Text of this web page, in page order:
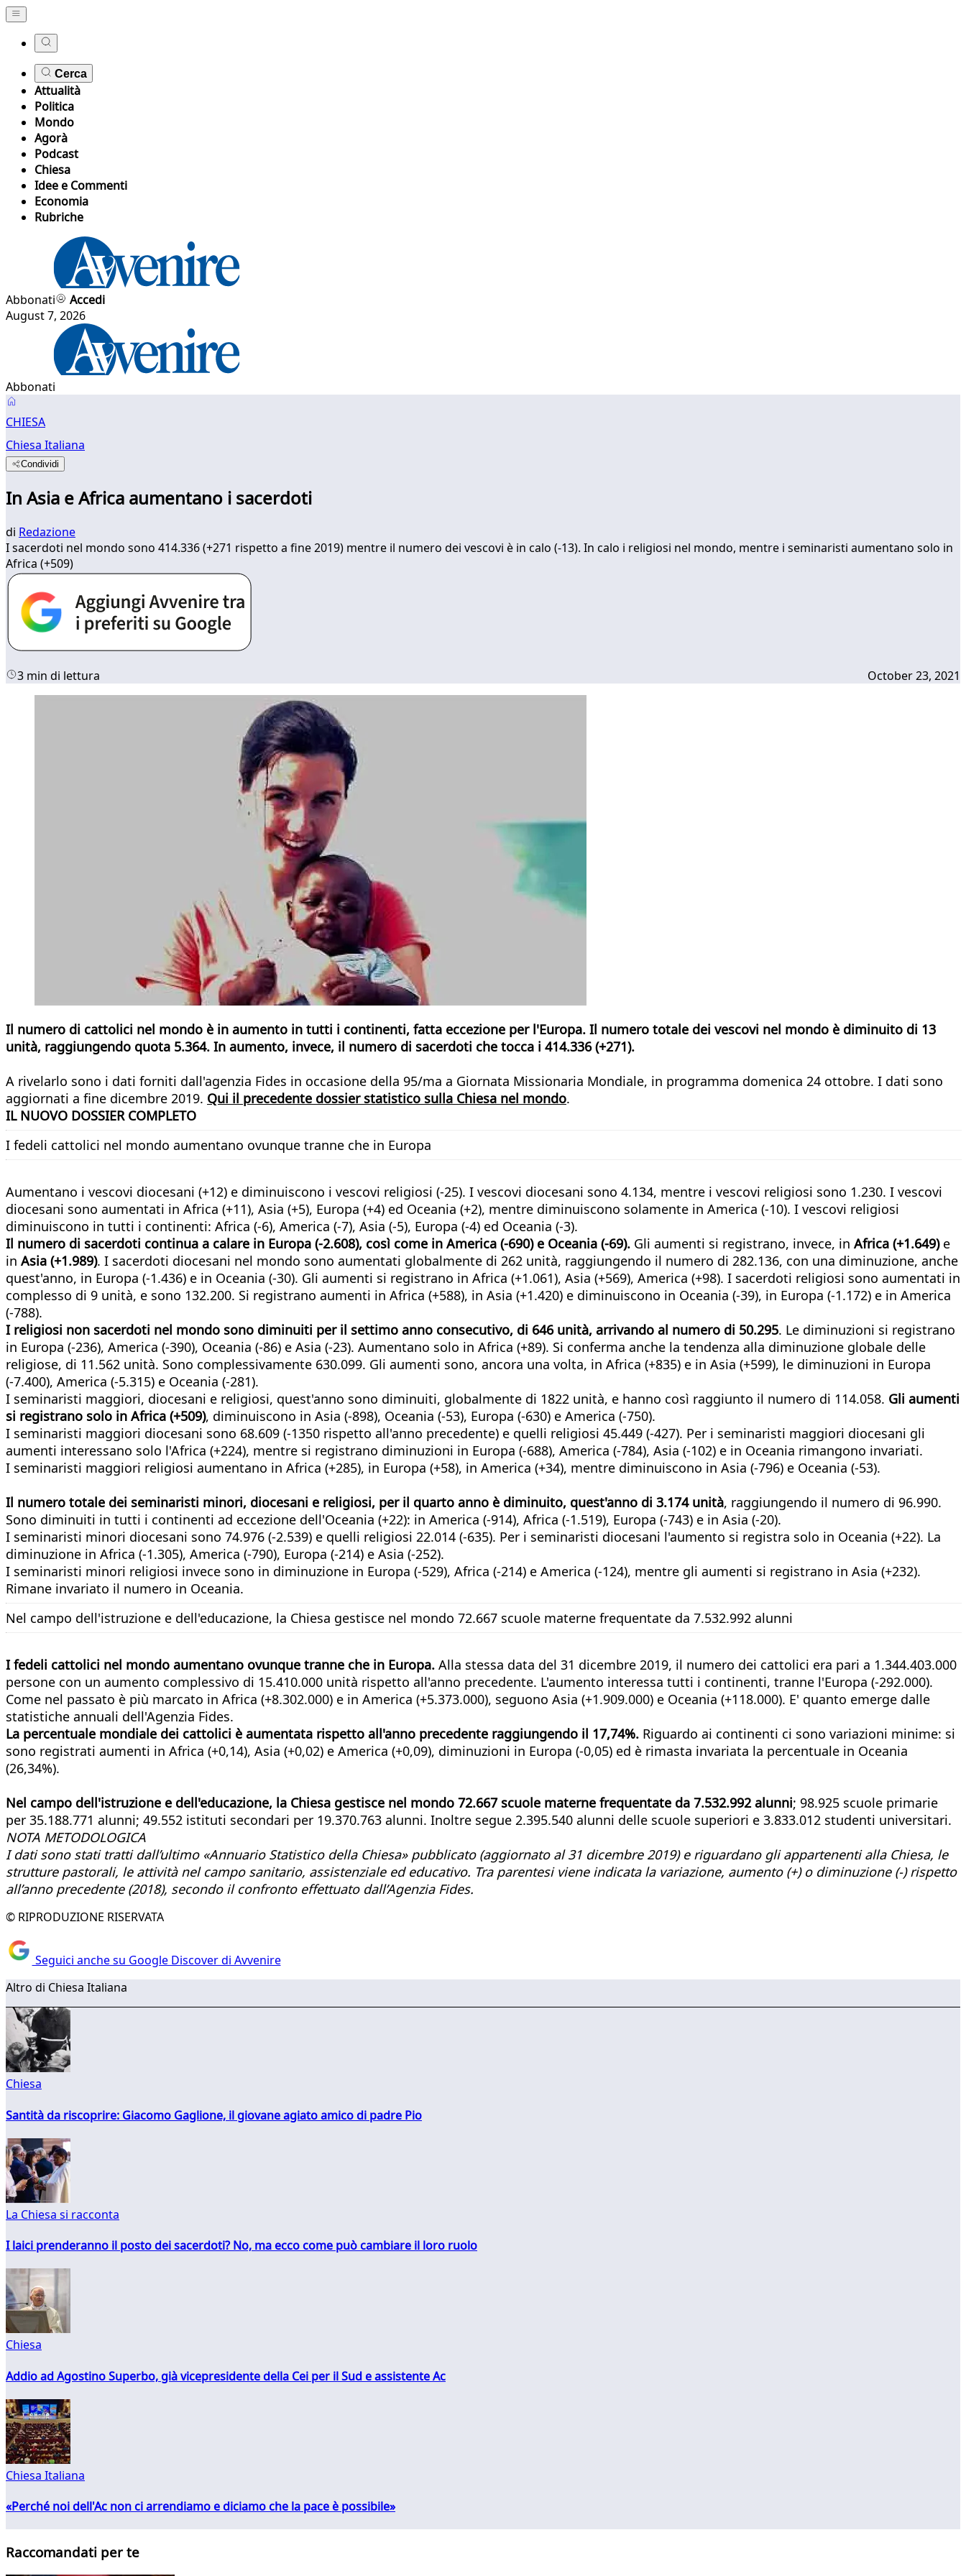
Cerca
Attualità
Politica
Mondo
Agorà
Podcast
Chiesa
Idee e Commenti
Economia
Rubriche
Abbonati
Accedi
August 7, 2026
Abbonati
CHIESA
Chiesa Italiana
Condividi
In Asia e Africa aumentano i sacerdoti
di Redazione
I sacerdoti nel mondo sono 414.336 (+271 rispetto a fine 2019) mentre il numero dei vescovi è in calo (-13). In calo i religiosi nel mondo, mentre i seminaristi aumentano solo in
Africa (+509)
3 min di lettura October 23, 2021
Il numero di cattolici nel mondo è in aumento in tutti i continenti, fatta eccezione per l'Europa. Il numero totale dei vescovi nel mondo è diminuito di 13
unità, raggiungendo quota 5.364. In aumento, invece, il numero di sacerdoti che tocca i 414.336 (+271).
A rivelarlo sono i dati forniti dall'agenzia Fides in occasione della 95/ma a Giornata Missionaria Mondiale, in programma domenica 24 ottobre. I dati sono
aggiornati a fine dicembre 2019. Qui il precedente dossier statistico sulla Chiesa nel mondo.
IL NUOVO DOSSIER COMPLETO
I fedeli cattolici nel mondo aumentano ovunque tranne che in Europa
Aumentano i vescovi diocesani (+12) e diminuiscono i vescovi religiosi (-25). I vescovi diocesani sono 4.134, mentre i vescovi religiosi sono 1.230. I vescovi
diocesani sono aumentati in Africa (+11), Asia (+5), Europa (+4) ed Oceania (+2), mentre diminuiscono solamente in America (-10). I vescovi religiosi
diminuiscono in tutti i continenti: Africa (-6), America (-7), Asia (-5), Europa (-4) ed Oceania (-3).
Il numero di sacerdoti continua a calare in Europa (-2.608), così come in America (-690) e Oceania (-69). Gli aumenti si registrano, invece, in Africa (+1.649)e
in Asia (+1.989). I sacerdoti diocesani nel mondo sono aumentati globalmente di 262 unità, raggiungendo il numero di 282.136, con una diminuzione, anche
quest'anno, in Europa (-1.436) e in Oceania (-30). Gli aumenti si registrano in Africa (+1.061), Asia (+569), America (+98). I sacerdoti religiosi sono aumentati in
complesso di 9 unità, e sono 132.200. Si registrano aumenti in Africa (+588), in Asia (+1.420) e diminuiscono in Oceania (-39), in Europa (-1.172) e in America
(-788).
I religiosi non sacerdoti nel mondo sono diminuiti per il settimo anno consecutivo, di 646 unità, arrivando al numero di 50.295. Le diminuzioni si registrano
in Europa (-236), America (-390), Oceania (-86) e Asia (-23). Aumentano solo in Africa (+89). Si conferma anche la tendenza alla diminuzione globale delle
religiose, di 11.562 unità. Sono complessivamente 630.099. Gli aumenti sono, ancora una volta, in Africa (+835) e in Asia (+599), le diminuzioni in Europa
(-7.400), America (-5.315) e Oceania (-281).
I seminaristi maggiori, diocesani e religiosi, quest'anno sono diminuiti, globalmente di 1822 unità, e hanno così raggiunto il numero di 114.058. Gli aumenti
si registrano solo in Africa (+509), diminuiscono in Asia (-898), Oceania (-53), Europa (-630) e America (-750).
I seminaristi maggiori diocesani sono 68.609 (-1350 rispetto all'anno precedente) e quelli religiosi 45.449 (-427). Per i seminaristi maggiori diocesani gli
aumenti interessano solo l'Africa (+224), mentre si registrano diminuzioni in Europa (-688), America (-784), Asia (-102) e in Oceania rimangono invariati.
I seminaristi maggiori religiosi aumentano in Africa (+285), in Europa (+58), in America (+34), mentre diminuiscono in Asia (-796) e Oceania (-53).
Il numero totale dei seminaristi minori, diocesani e religiosi, per il quarto anno è diminuito, quest'anno di 3.174 unità, raggiungendo il numero di 96.990.
Sono diminuiti in tutti i continenti ad eccezione dell'Oceania (+22): in America (-914), Africa (-1.519), Europa (-743) e in Asia (-20).
I seminaristi minori diocesani sono 74.976 (-2.539) e quelli religiosi 22.014 (-635). Per i seminaristi diocesani l'aumento si registra solo in Oceania (+22). La
diminuzione in Africa (-1.305), America (-790), Europa (-214) e Asia (-252).
I seminaristi minori religiosi invece sono in diminuzione in Europa (-529), Africa (-214) e America (-124), mentre gli aumenti si registrano in Asia (+232).
Rimane invariato il numero in Oceania.
Nel campo dell'istruzione e dell'educazione, la Chiesa gestisce nel mondo 72.667 scuole materne frequentate da 7.532.992 alunni
I fedeli cattolici nel mondo aumentano ovunque tranne che in Europa. Alla stessa data del 31 dicembre 2019, il numero dei cattolici era pari a 1.344.403.000
persone con un aumento complessivo di 15.410.000 unità rispetto all'anno precedente. L'aumento interessa tutti i continenti, tranne l'Europa (-292.000).
Come nel passato è più marcato in Africa (+8.302.000) e in America (+5.373.000), seguono Asia (+1.909.000) e Oceania (+118.000). E' quanto emerge dalle
statistiche annuali dell'Agenzia Fides.
La percentuale mondiale dei cattolici è aumentata rispetto all'anno precedente raggiungendo il 17,74%. Riguardo ai continenti ci sono variazioni minime: si
sono registrati aumenti in Africa (+0,14), Asia (+0,02) e America (+0,09), diminuzioni in Europa (-0,05) ed è rimasta invariata la percentuale in Oceania
(26,34%).
Nel campo dell'istruzione e dell'educazione, la Chiesa gestisce nel mondo 72.667 scuole materne frequentate da 7.532.992 alunni; 98.925 scuole primarie
per 35.188.771 alunni; 49.552 istituti secondari per 19.370.763 alunni. Inoltre segue 2.395.540 alunni delle scuole superiori e 3.833.012 studenti universitari.
NOTA METODOLOGICA
I dati sono stati tratti dall’ultimo «Annuario Statistico della Chiesa» pubblicato (aggiornato al 31 dicembre 2019) e riguardano gli appartenenti alla Chiesa, le
strutture pastorali, le attività nel campo sanitario, assistenziale ed educativo. Tra parentesi viene indicata la variazione, aumento (+) o diminuzione (-) rispetto
all’anno precedente (2018), secondo il confronto effettuato dall’Agenzia Fides.
© RIPRODUZIONE RISERVATA
Seguici anche su Google Discover di Avvenire
Altro di Chiesa Italiana
Chiesa
Santità da riscoprire: Giacomo Gaglione, il giovane agiato amico di padre Pio
La Chiesa si racconta
I laici prenderanno il posto dei sacerdoti? No, ma ecco come può cambiare il loro ruolo
Chiesa
Addio ad Agostino Superbo, già vicepresidente della Cei per il Sud e assistente Ac
Chiesa Italiana
«Perché noi dell'Ac non ci arrendiamo e diciamo che la pace è possibile»
Raccomandati per te